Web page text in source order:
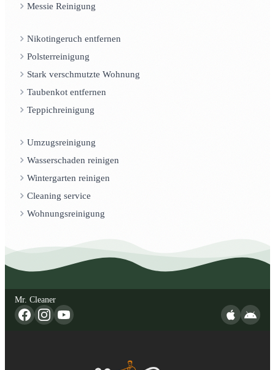
Messie Reinigung
Nikotingeruch entfernen
Polsterreinigung
Stark verschmutzte Wohnung
Taubenkot entfernen
Teppichreinigung
Umzugsreinigung
Wasserschaden reinigen
Wintergarten reinigen
Cleaning service
Wohnungsreinigung
Mr. Cleaner